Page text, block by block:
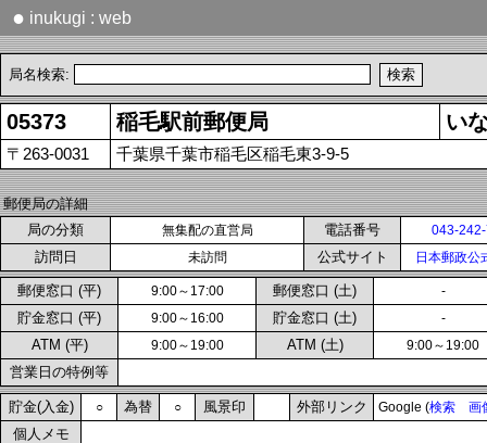
● inukugi : web
局名検索:
05373 稲毛駅前郵便局 い
〒263-0031 千葉県千葉市稲毛区稲毛東3-9-5
郵便局の詳細
局の分類
無集配の直営局 電話番号 043-
訪問日 未訪問 公式サイト 日本郵政公
郵便窓口 (平) 9:00～17:00 郵便窓口 (土) -
貯金窓口 (平) 9:00～16:00 貯金窓口 (土) -
ATM (平) 9:00～19:00 ATM (土) 9:00～19:00
営業日の特例等
貯金(入金) ○ 為替 ○ 風景印 外部リンク Google (検索 画
個人メモ